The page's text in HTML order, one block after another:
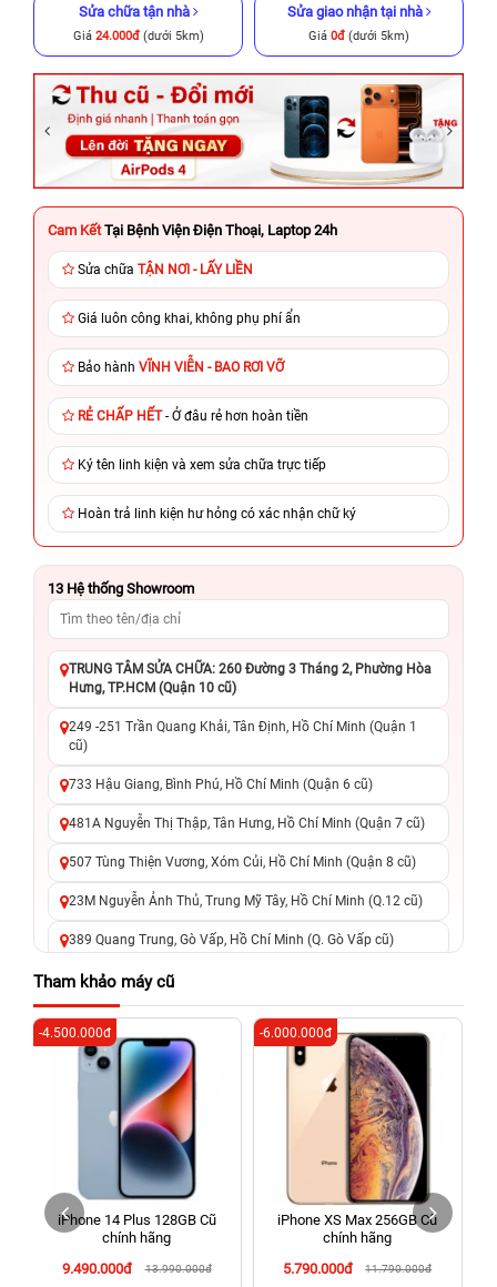
Sửa chữa tận nhà
Giá 24.000đ(dưới 5km)
Sửa giao nhận tại nhà
Giá 0đ (dưới 5km)
Cam Kết Tại Bệnh Viện Điện Thoại, Laptop 24h
Sửa chữa TẬN NƠI - LẤY LIỀN
Giá luôn công khai, không phụ phí ẩn
Bảo hành VĨNH VIỄN - BAO RƠI VỠ
RẺ CHẤP HẾT- Ở đâu rẻ hơn hoàn tiền
Ký tên linh kiện và xem sửa chữa trực tiếp
Hoàn trả linh kiện hư hỏng có xác nhận chữ ký
13 Hệ thống Showroom
TRUNG TÂM SỬA CHỮA: 260 Đường 3 Tháng 2, Phường Hòa
Hưng, TP.HCM (Quận 10 cũ)
249 -251 Trần Quang Khải, Tân Định, Hồ Chí Minh (Quận 1
cũ)
733 Hậu Giang, Bình Phú, Hồ Chí Minh (Quận 6 cũ)
481A Nguyễn Thị Thập, Tân Hưng, Hồ Chí Minh (Quận 7 cũ)
507 Tùng Thiện Vương, Xóm Củi, Hồ Chí Minh (Quận 8 cũ)
23M Nguyễn Ảnh Thủ, Trung Mỹ Tây, Hồ Chí Minh (Q.12 cũ)
389 Quang Trung, Gò Vấp, Hồ Chí Minh (Q. Gò Vấp cũ)
625 - 625A Âu Cơ, Tân Phú, Hồ Chí Minh (Quận Tân Phú cũ)
326 Lê Văn Việt, Tăng Nhơn Phú, Hồ Chí Minh (Q.9 TP. Thủ
Đức cũ)
256 Võ Văn Ngân, Thủ Đức, Hồ Chí Minh (Bình Thọ, TP. Thủ
70 Nguyễn An Ninh, Dĩ An, Hồ Chí Minh (Bình Dương Cũ)
24h Vũng Tàu: 162A Ba Cu, Vũng Tàu, Hồ Chí Minh (TP. Vũng
Tàu cũ)
198 Hoàng Văn Thụ, Tân Sơn Nhất, Hồ Chí Minh (Tân Bình
Tham khảo máy cũ
iPhone 14 Plus 128GB Cũ
chính hãng
9.490.000đ
13.990.000đ
-4.500.000đ
iPhone XS Max 256GB Cũ
chính hãng
5.790.000đ
11.790.000đ
-6.000.000đ